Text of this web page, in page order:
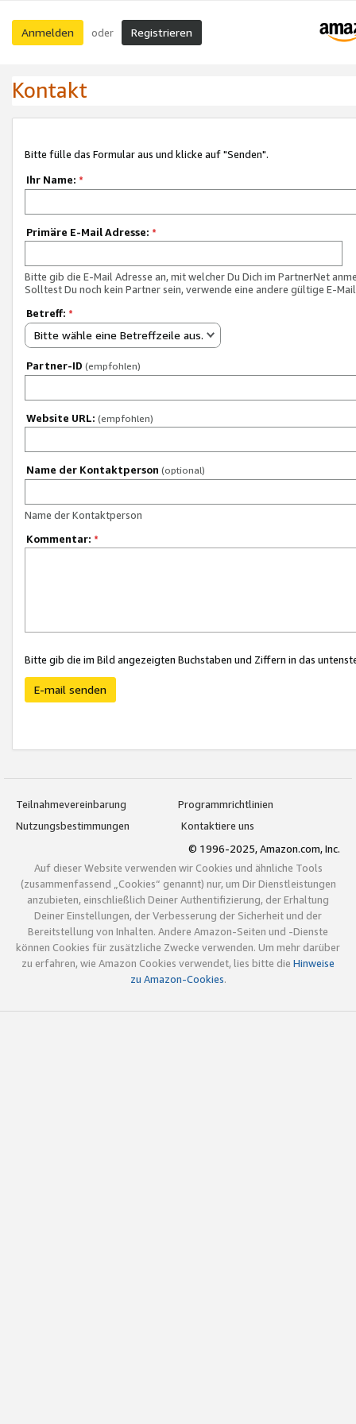
Anmelden oder Registrieren
Kontakt
Bitte fülle das Formular aus und klicke auf "Senden".
Ihr Name: *
Primäre E-Mail Adresse: *
Bitte gib die E-Mail Adresse an, mit welcher Du Dich im PartnerNet
Solltest Du noch kein Partner sein, verwende eine andere gültige E-
Betreff: *
Bitte wähle eine Betreffzeile aus.
Partner-ID (empfohlen)
Website URL: (empfohlen)
Name der Kontaktperson (optional)
Name der Kontaktperson
Kommentar: *
Bitte gib die im Bild angezeigten Buchstaben und Ziffern in das
E-mail senden
Teilnahmevereinbarung
Programmrichtlinien
Nutzungsbestimmungen
Kontaktiere uns
© 1996-2025, Amazon.com, Inc.
Auf dieser Website verwenden wir Cookies und ähnliche Tools
(zusammenfassend „Cookies“ genannt) nur, um Dir Dienstleistungen
anzubieten, einschließlich Deiner Authentifizierung, der Erhaltung
Deiner Einstellungen, der Verbesserung der Sicherheit und der
Bereitstellung von Inhalten. Andere Amazon-Seiten und -Dienste
können Cookies für zusätzliche Zwecke verwenden. Um mehr darüber
zu erfahren, wie Amazon Cookies verwendet, lies bitte die Hinweise
zu Amazon-Cookies.